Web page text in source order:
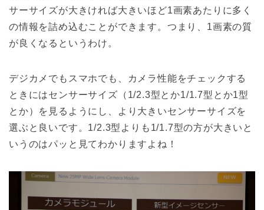
サーサイズが大きければ大きいほど1画素あたりに多く
の情報を詰め込むことができます。つまり、1画素の質
が良くなるというわけ。
デジカメでもスマホでも、カメラ性能をチェックする
ときにはセンサーサイズ（1/2.3型とか1/1.7型とか1型
とか）を見るようにし、より大きいセンサーサイズを
選ぶと良いです。1/2.3型よりも1/1.7型の方が大きいと
いうのはパッと見てわかりますよね！